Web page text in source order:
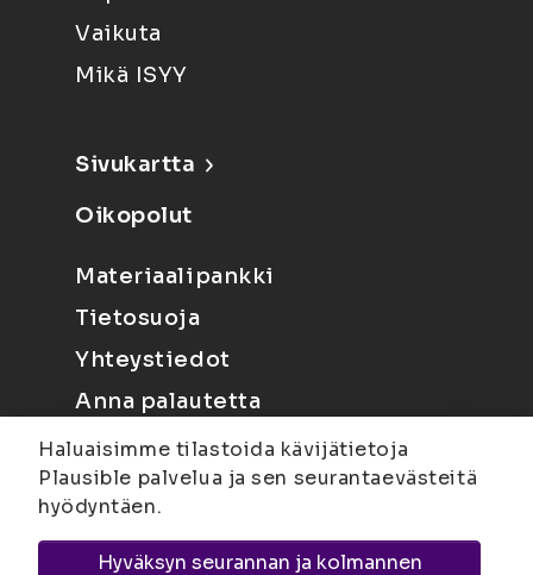
Vaikuta
Mikä ISYY
Sivukartta
Oikopolut
Materiaalipankki
Tietosuoja
Yhteystiedot
Anna palautetta
Haluaisimme tilastoida kävijätietoja
Plausible palvelua ja sen seurantaevästeitä
hyödyntäen.
Hyväksyn seurannan ja kolmannen